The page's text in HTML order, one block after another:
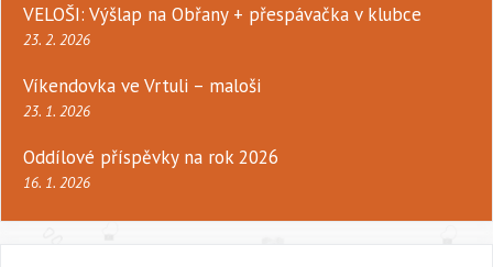
VELOŠI: Výšlap na Obřany + přespávačka v klubce
23. 2. 2026
Víkendovka ve Vrtuli – maloši
23. 1. 2026
Oddílové příspěvky na rok 2026
16. 1. 2026